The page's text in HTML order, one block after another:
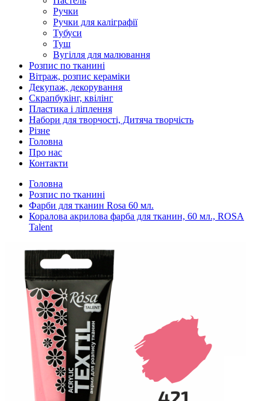
Ручки
Ручки для каліграфії
Тубуси
Туш
Вугілля для малювання
Розпис по тканині
Вітраж, розпис кераміки
Декупаж, декорування
Скрапбукінг, квілінг
Пластика і ліплення
Набори для творчості, Дитяча творчість
Різне
Головна
Про нас
Контакти
Головна
Розпис по тканині
Фарби для тканин Rosa 60 мл.
Коралова акрилова фарба для тканин, 60 мл., ROSA
Talent